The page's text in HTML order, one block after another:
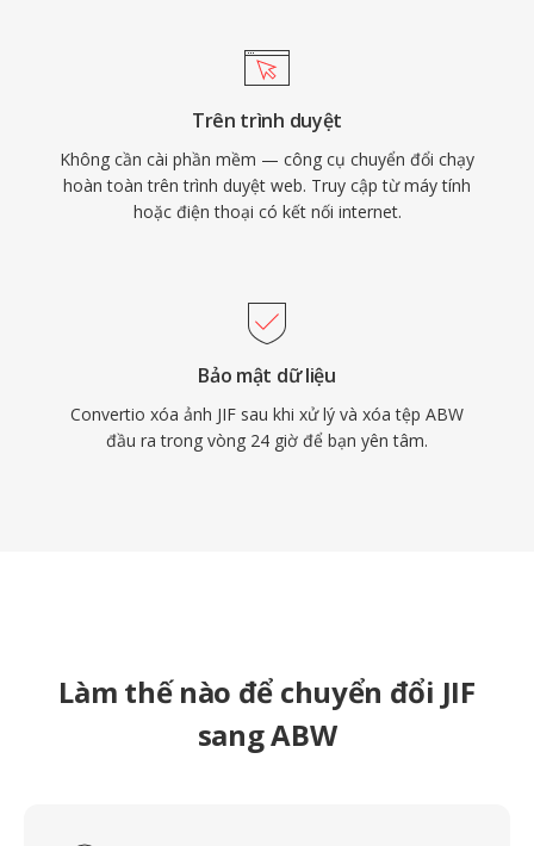
Trên trình duyệt
Không cần cài phần mềm — công cụ chuyển đổi chạy
hoàn toàn trên trình duyệt web. Truy cập từ máy tính
hoặc điện thoại có kết nối internet.
Bảo mật dữ liệu
Convertio xóa ảnh JIF sau khi xử lý và xóa tệp ABW
đầu ra trong vòng 24 giờ để bạn yên tâm.
Làm thế nào để chuyển đổi JIF
sang ABW